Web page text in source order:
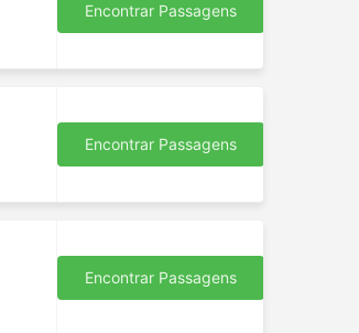
Encontrar Passagens
Encontrar Passagens
Encontrar Passagens